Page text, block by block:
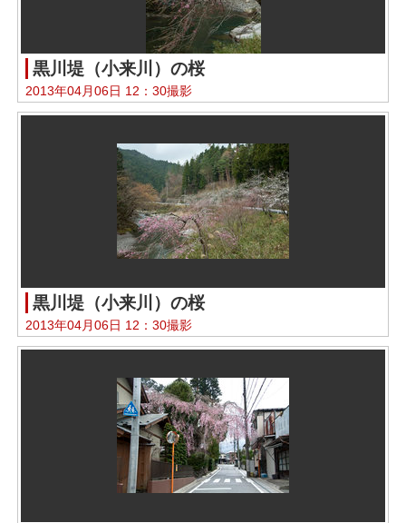
黒川堤（小来川）の桜
2013年04月06日 12：30撮影
黒川堤（小来川）の桜
2013年04月06日 12：30撮影